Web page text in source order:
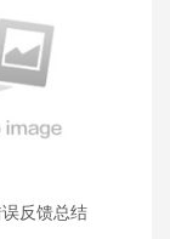
反馈总结